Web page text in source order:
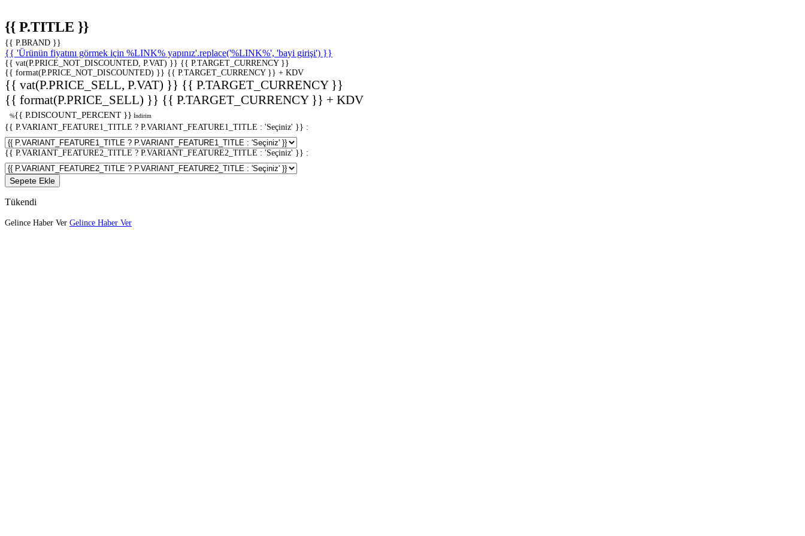
{{ P.TITLE }}
{{ P.BRAND }}
{{ 'Ürünün fiyatını görmek için %LINK% yapınız'.replace('%LINK%', 'bayi girişi') }}
{{ vat(P.PRICE_NOT_DISCOUNTED, P.VAT) }} {{ P.TARGET_CURRENCY }}
{{ format(P.PRICE_NOT_DISCOUNTED) }} {{ P.TARGET_CURRENCY }} + KDV
{{ vat(P.PRICE_SELL, P.VAT) }} {{ P.TARGET_CURRENCY }}
{{ format(P.PRICE_SELL) }} {{ P.TARGET_CURRENCY }} + KDV
%{{ P.DISCOUNT_PERCENT }} İndirim
{{ P.VARIANT_FEATURE1_TITLE ? P.VARIANT_FEATURE1_TITLE : 'Seçiniz' }} :
{{ P.VARIANT_FEATURE2_TITLE ? P.VARIANT_FEATURE2_TITLE : 'Seçiniz' }} :
Sepete Ekle
Tükendi
Gelince Haber Ver Gelince Haber Ver